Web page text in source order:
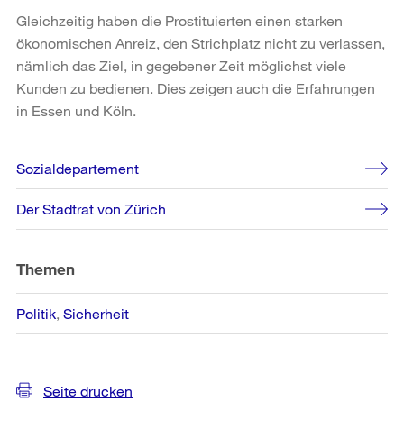
Gleichzeitig haben die Prostituierten einen starken
ökonomischen Anreiz, den Strichplatz nicht zu verlassen,
nämlich das Ziel, in gegebener Zeit möglichst viele
Kunden zu bedienen. Dies zeigen auch die Erfahrungen
in Essen und Köln.
Weitere
Informationen
Sozialdepartement
Der Stadtrat von Zürich
Themen
Politik Sicherheit
Seite drucken